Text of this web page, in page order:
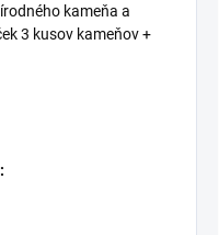
kameňa a
3 kusov kameňov +